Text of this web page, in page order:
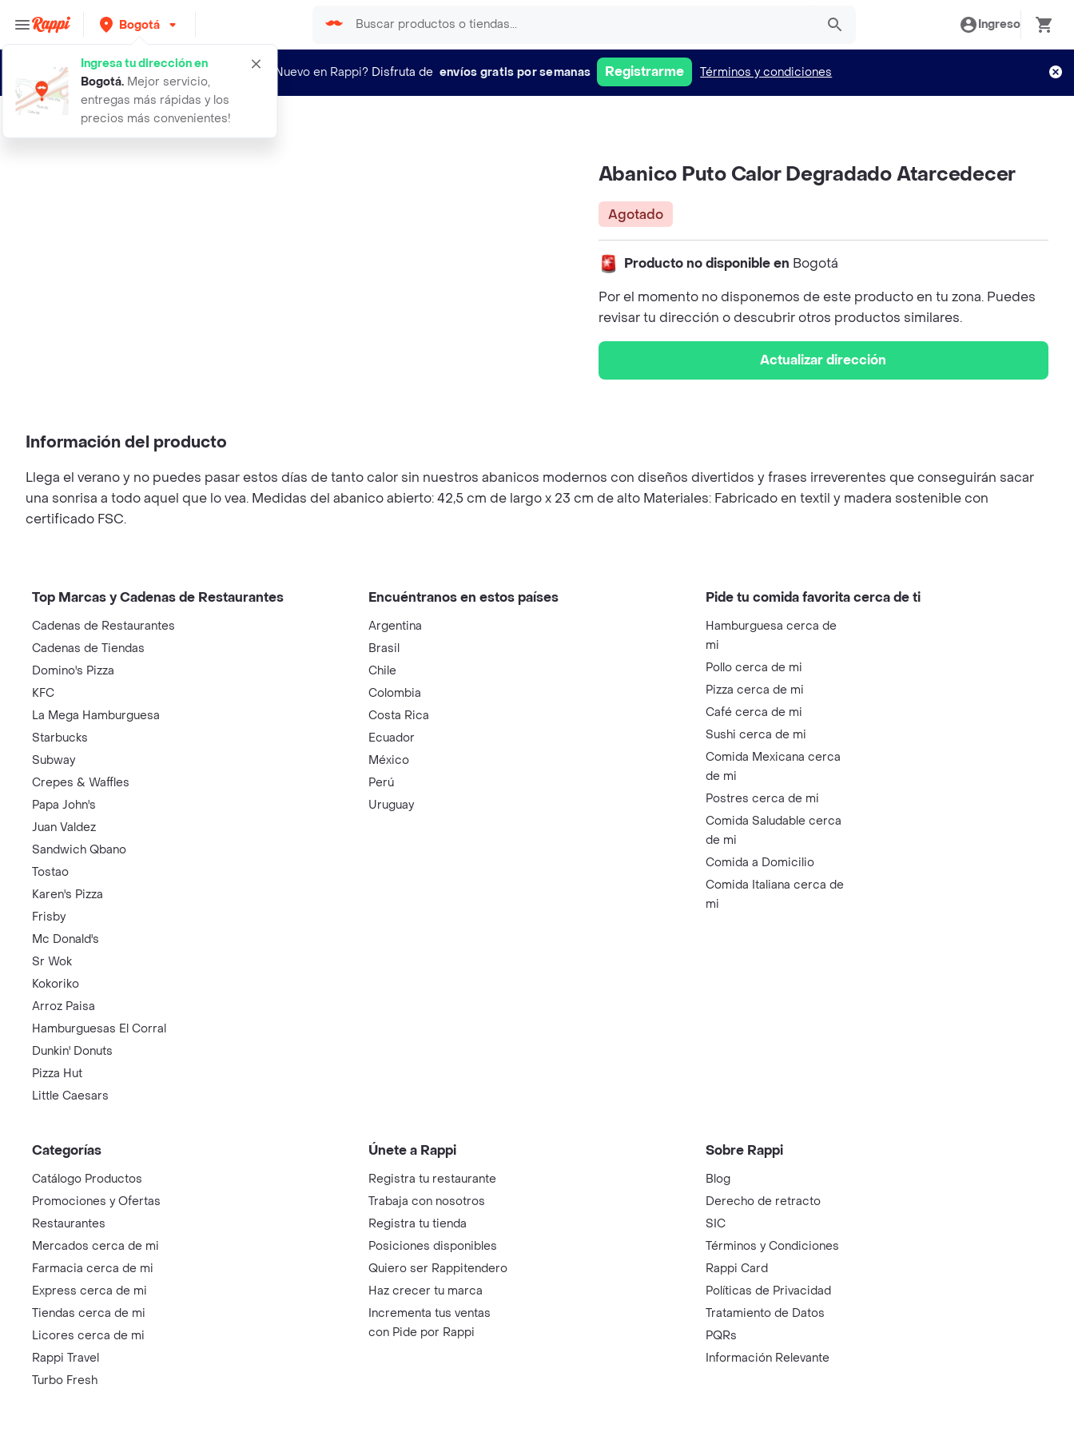
Bogotá
Ingresa tu dirección en
Bogotá. Mejor servicio,
entregas más rápidas y los
precios más convenientes!
Ingreso
¿Nuevo en Rappi? Disfruta de envíos gratis por semanas Registrarme Términos y condiciones
abanico puto calor degradado atarce
Abanico Puto Calor Degradado Atarcedecer
Agotado
Producto no disponible en Bogotá
Por el momento no disponemos de este producto en tu zona. Puedes
revisar tu dirección o descubrir otros productos similares.
Actualizar dirección
Información del producto
Llega el verano y no puedes pasar estos días de tanto calor sin nuestros abanicos modernos con diseños divertidos y frases irreverentes que conseguirán sacar
una sonrisa a todo aquel que lo vea. Medidas del abanico abierto: 42,5 cm de largo x 23 cm de alto Materiales: Fabricado en textil y madera sostenible con
certificado FSC.
Top Marcas y Cadenas de Restaurantes
Cadenas de Restaurantes
Cadenas de Tiendas
Domino's Pizza
KFC
La Mega Hamburguesa
Starbucks
Subway
Crepes & Waffles
Papa John's
Juan Valdez
Sandwich Qbano
Tostao
Karen's Pizza
Frisby
Mc Donald's
Sr Wok
Kokoriko
Arroz Paisa
Hamburguesas El Corral
Dunkin' Donuts
Pizza Hut
Little Caesars
Encuéntranos en estos países
Argentina
Brasil
Chile
Colombia
Costa Rica
Ecuador
México
Perú
Uruguay
Pide tu comida favorita cerca de ti
Hamburguesa cerca de
mi
Pollo cerca de mi
Pizza cerca de mi
Café cerca de mi
Sushi cerca de mi
Comida Mexicana cerca
de mi
Postres cerca de mi
Comida Saludable cerca
de mi
Comida a Domicilio
Comida Italiana cerca de
mi
Categorías
Catálogo Productos
Promociones y Ofertas
Restaurantes
Mercados cerca de mi
Farmacia cerca de mi
Express cerca de mi
Tiendas cerca de mi
Licores cerca de mi
Rappi Travel
Turbo Fresh
Únete a Rappi
Registra tu restaurante
Trabaja con nosotros
Registra tu tienda
Posiciones disponibles
Quiero ser Rappitendero
Haz crecer tu marca
Incrementa tus ventas
con Pide por Rappi
Sobre Rappi
Blog
Derecho de retracto
SIC
Términos y Condiciones
Rappi Card
Políticas de Privacidad
Tratamiento de Datos
PQRs
Información Relevante